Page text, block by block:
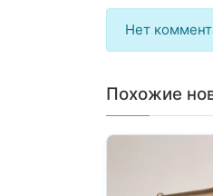
Нет
Похожие